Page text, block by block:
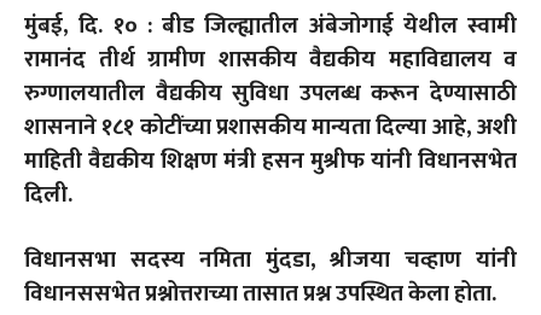
मुंबई, दि. १० : बीड जिल्ह्यातील अंबेजोगाई येथील स्वामी
रामानंद तीर्थ ग्रामीण शासकीय वैद्यकीय महाविद्यालय व
रुग्णालयातील वैद्यकीय सुविधा उपलब्ध करून देण्यासाठी
शासनाने १८१ कोटींच्या प्रशासकीय मान्यता दिल्या आहे, अशी
माहिती वैद्यकीय शिक्षण मंत्री हसन मुश्रीफ यांनी विधानसभेत
दिली.
विधानसभा सदस्य नमिता मुंदडा, श्रीजया चव्हाण यांनी
विधानससभेत प्रश्नोत्तराच्या तासात प्रश्न उपस्थित केला होता.